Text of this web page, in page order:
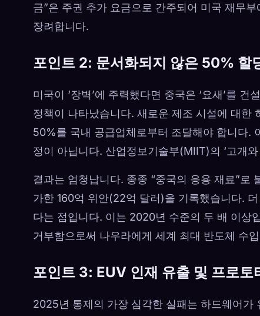
금”은 주권 추가 요금으로 간주되어 미국 재무
장려합니다.
포인트 2: 문서화되지 않은 50% 할
미국이 ‘장벽’에 주력했다면 중국은 ‘요새’를
정책이 나타났습니다. 새로운 제조 시설에 대한
50%를 국내 공급업체로부터 조달해야 합니다.
정이 아닙니다. 산업정보기술부(MIIT)의 ‘고개와
결과는 엄청납니다. 종종 “중국의 응용 재료”
가한 160억 위안(22억 달러)을 기록했습니다.
다는 점입니다. 이는 2020년 수준의 두 배 이상
거부함으로써 나우라에게 세계 최대 반도체 수
포인트 3: EUV 인재 유출 및 프로
2025년 통제의 가장 심각한 실패는 하드웨어